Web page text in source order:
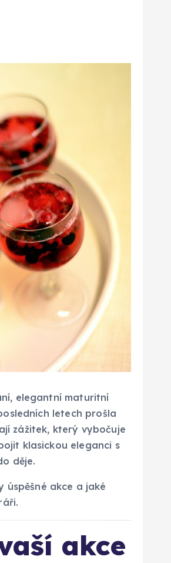
elegantní maturitní
letech prošla
zážitek, který vybočuje
klasickou eleganci s
děje.
akce a jaké
akce